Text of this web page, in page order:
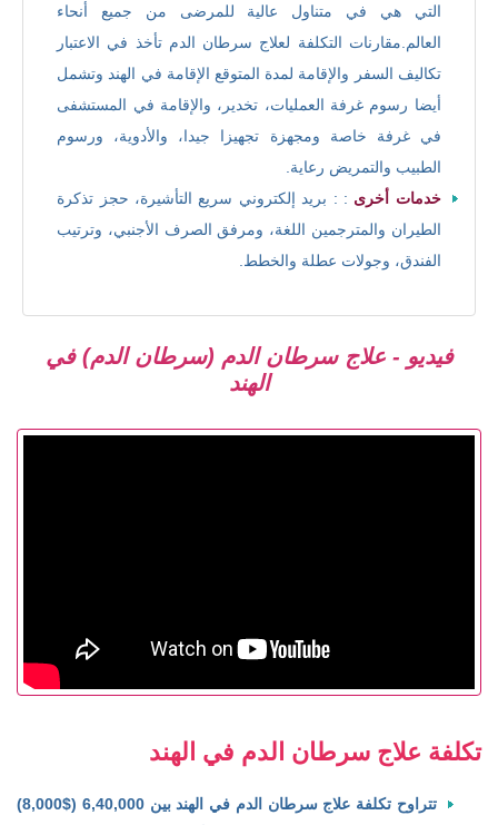
التي هي في متناول عالية للمرضى من جميع أنحاء
العالم.مقارنات التكلفة لعلاج سرطان الدم تأخذ في الاعتبار
تكاليف السفر والإقامة لمدة المتوقع الإقامة في الهند وتشمل
أيضا رسوم غرفة العمليات، تخدير، والإقامة في المستشفى
في غرفة خاصة ومجهزة تجهيزا جيدا، والأدوية، ورسوم
الطبيب والتمريض رعاية.
خدمات أخرى : : بريد إلكتروني سريع التأشيرة، حجز تذكرة
الطيران والمترجمين اللغة، ومرفق الصرف الأجنبي، وترتيب
الفندق، وجولات عطلة والخطط.
فيديو - علاج سرطان الدم (سرطان الدم) في
الهند
تكلفة علاج سرطان الدم في الهند
تتراوح تكلفة علاج سرطان الدم في الهند بين 6,40,000 ($8,000)